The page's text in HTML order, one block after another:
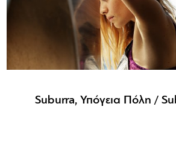
Suburra, Υπόγεια Πόλη /